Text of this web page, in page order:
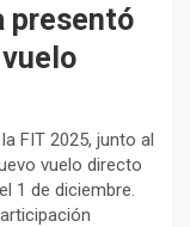
presentó
FIT 2025, junto al
vuelo directo
1 de diciembre.